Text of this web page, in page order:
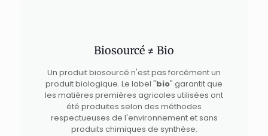
Biosourcé ≠ Bio
Un produit biosourcé n'est pas forcément un
produit biologique. Le label "bio" garantit que
les matières premières agricoles utilisées ont
été produites selon des méthodes
respectueuses de l'environnement et sans
produits chimiques de synthèse.